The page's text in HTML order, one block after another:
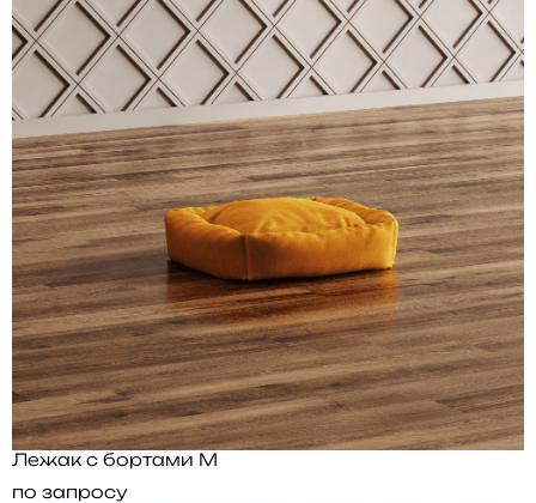
Лежак с бортами M
по запросу